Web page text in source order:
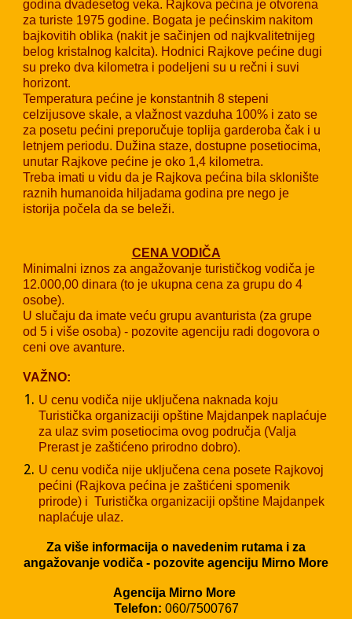
godina dvadesetog veka. Rajkova pećina je otvorena
za turiste 1975 godine. Bogata je pećinskim nakitom
bajkovitih oblika (nakit je sačinjen od najkvalitetnijeg
belog kristalnog kalcita). Hodnici Rajkove pećine dugi
su preko dva kilometra i podeljeni su u rečni i suvi
horizont.
Temperatura pećine je konstantnih 8 stepeni
celzijusove skale, a vlažnost vazduha 100% i zato se
za posetu pećini preporučuje toplija garderoba čak i u
letnjem periodu. Dužina staze, dostupne posetiocima,
unutar Rajkove pećine je oko 1,4 kilometra.
Treba imati u vidu da je Rajkova pećina bila sklonište
raznih humanoida hiljadama godina pre nego je
istorija počela da se beleži.
CENA VODIČA
Minimalni iznos za angažovanje turističkog vodiča je
12.000,00 dinara (to je ukupna cena za grupu do 4
osobe).
U slučaju da imate veću grupu avanturista (za grupe
od 5 i više osoba) - pozovite agenciju radi dogovora o
ceni ove avanture.
VAŽNO:
U cenu vodiča nije uključena naknada koju
Turistička organizaciji opštine Majdanpek naplaćuje
za ulaz svim posetiocima ovog područja (Valja
Prerast je zaštićeno prirodno dobro).
U cenu vodiča nije uključena cena posete Rajkovoj
pećini (Rajkova pećina je zaštićeni spomenik
prirode) i Turistička organizaciji opštine Majdanpek
naplaćuje ulaz.
Za više informacija o navedenim rutama i za
angažovanje vodiča - pozovite agenciju Mirno More
Agencija Mirno More
Telefon: 060/7500767